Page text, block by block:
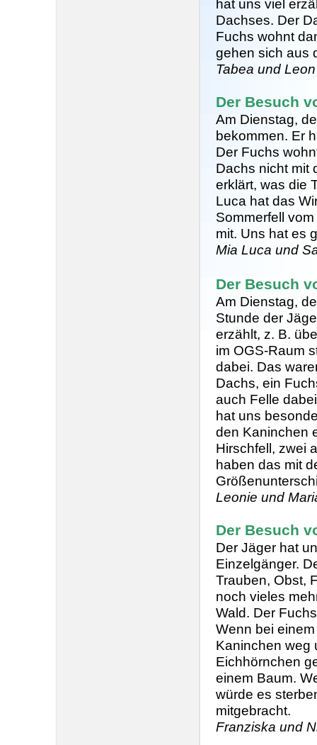
hat uns viel
Dachses. Der
Fuchs wohnt
gehen sich aus
Tabea und Leon
Der Besuch
Am Dienstag,
bekommen. Er
Der Fuchs
Dachs nicht mit
erklärt, was die
Luca hat das
Sommerfell
mit. Uns hat es
Mia Luca und
Der Besuch
Am Dienstag,
Stunde der
erzählt, z. B.
im OGS-Raum
dabei. Das
Dachs, ein
auch Felle
hat uns
den Kaninchen
Hirschfell, zwei
haben das mit
Leonie und
Der Besuch
Der Jäger hat
Einzelgänger.
Trauben, Obst,
noch vieles
Wald. Der
Wenn bei
Kaninchen weg
Eichhörnchen
einem Baum.
würde es
mitgebracht.
Franziska und